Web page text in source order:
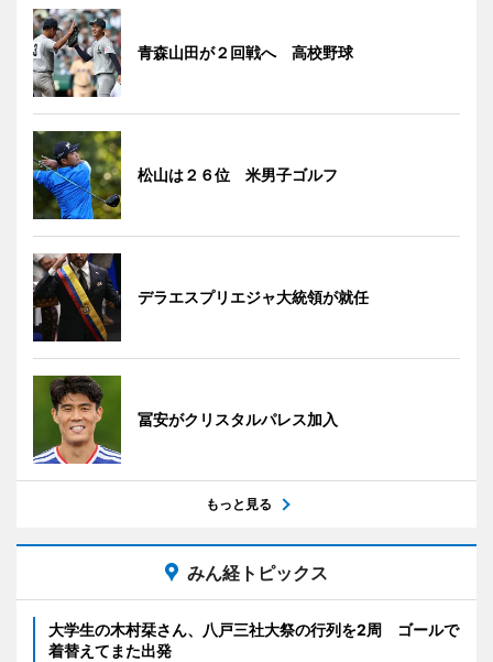
青森山田が２回戦へ 高校野球
松山は２６位 米男子ゴルフ
デラエスプリエジャ大統領が就任
冨安がクリスタルパレス加入
もっと見る
みん経トピックス
大学生の木村栞さん、八戸三社大祭の行列を2周 ゴールで
着替えてまた出発